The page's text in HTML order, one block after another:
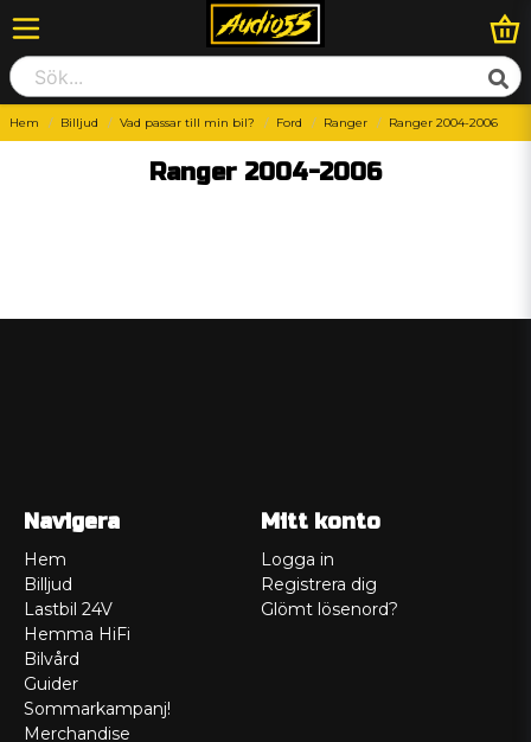
Hem Billjud Vad passar till min bil? Ford Ranger Ranger 2004-2006
Ranger 2004-2006
Navigera
Hem
Billjud
Lastbil 24V
Hemma HiFi
Bilvård
Guider
Sommarkampanj!
Merchandise
Mitt konto
Logga in
Registrera dig
Glömt lösenord?